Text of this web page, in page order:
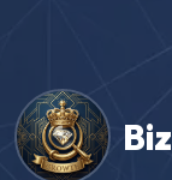
Biz